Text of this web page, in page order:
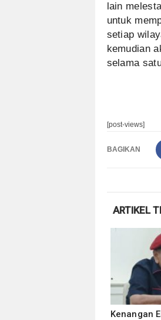
lain
untuk
setiap
kemudian
selama
[post-views]
BAGIKAN
ARTIKEL
Kenangan